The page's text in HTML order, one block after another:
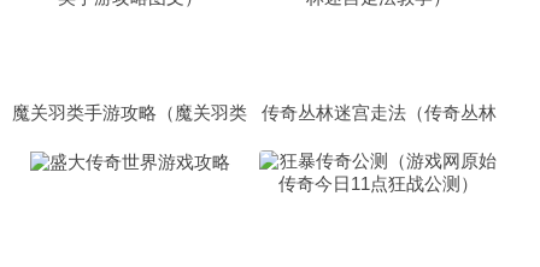
魔关羽类手游攻略（魔关羽类
传奇丛林迷宫走法（传奇丛林